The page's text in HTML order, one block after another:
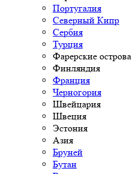
Португалия
Северный Кипр
Сербия
Турция
Фарерские острова
Финляндия
Франция
Черногория
Швейцария
Швеция
Эстония
Азия
Бруней
Бутан